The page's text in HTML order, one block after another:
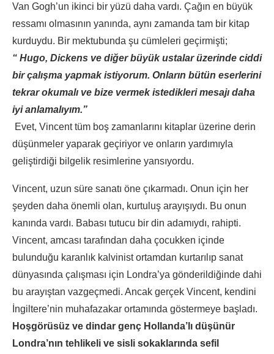
Van Gogh’un ikinci bir yüzü daha vardı. Çağın en büyük
ressamı olmasının yanında, aynı zamanda tam bir kitap
kurduydu. Bir mektubunda şu cümleleri geçirmişti;
“ Hugo, Dickens ve diğer büyük ustalar üzerinde ciddi
bir çalışma yapmak istiyorum. Onların bütün eserlerini
tekrar okumalı ve bize vermek istedikleri mesajı daha
iyi anlamalıyım.”
Evet, Vincent tüm boş zamanlarını kitaplar üzerine derin
düşünmeler yaparak geçiriyor ve onların yardımıyla
geliştirdiği bilgelik resimlerine yansıyordu.
Vincent, uzun süre sanatı öne çıkarmadı. Onun için her
şeyden daha önemli olan, kurtuluş arayışıydı. Bu onun
kanında vardı. Babası tutucu bir din adamıydı, rahipti.
Vincent, amcası tarafından daha çocukken içinde
bulunduğu karanlık kalvinist ortamdan kurtarılıp sanat
dünyasında çalışması için Londra’ya gönderildiğinde dahi
bu arayıştan vazgeçmedi. Ancak gerçek Vincent, kendini
İngiltere’nin muhafazakar ortamında göstermeye başladı.
Hoşgörüsüz ve dindar genç Hollanda’lı düşünür
Londra’nın tehlikeli ve sisli sokaklarında sefil